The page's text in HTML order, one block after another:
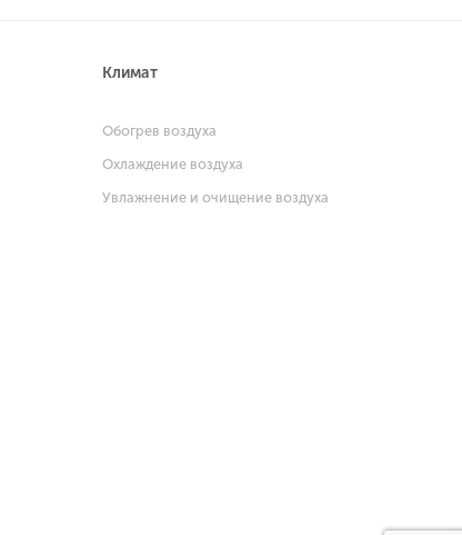
Климат
Обогрев воздуха
Охлаждение воздуха
Увлажнение и очищение воздуха